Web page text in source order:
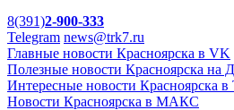
8(391)2-900-333
Telegram news@trk7.ru
Главные новости Красноярска в VK
Полезные новости Красноярска на
Интересные новости Красноярска в
Новости Красноярска в МАКС